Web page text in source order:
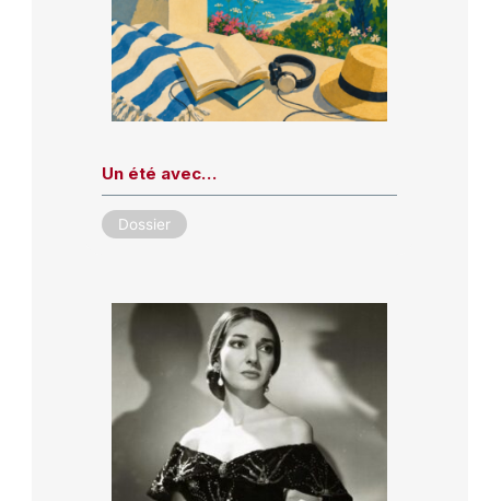
Un été avec…
Dossier